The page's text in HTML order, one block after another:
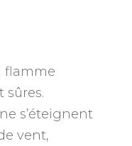
flamme
sûres.
s’éteignent
vent,